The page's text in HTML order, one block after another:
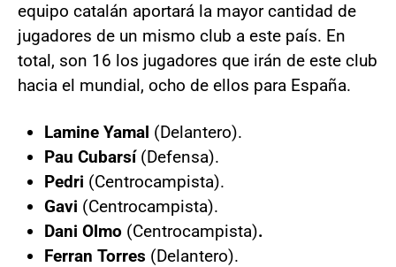
equipo catalán aportará la mayor cantidad de
jugadores de un mismo club a este país. En
total, son 16 los jugadores que irán de este club
hacia el mundial, ocho de ellos para España.
Lamine Yamal (Delantero).
Pau Cubarsí(Defensa).
Pedri (Centrocampista).
Gavi (Centrocampista).
Dani Olmo (Centrocampista).
Ferran Torres (Delantero).